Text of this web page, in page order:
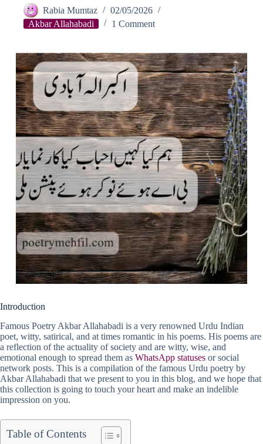
Rabia Mumtaz
02/05/2026
Akbar Allahabadi
1 Comment
Introduction
Famous Poetry Akbar Allahabadi is a very renowned Urdu Indian
poet, witty, satirical, and at times romantic in his poems. His poems are
a reflection of the actuality of society and are witty, wise, and
emotional enough to spread them as WhatsApp statuses or social
network posts. This is a compilation of the famous Urdu poetry by
Akbar Allahabadi that we present to you in this blog, and we hope that
this collection is going to touch your heart and make an indelible
impression on you.
Table of Contents